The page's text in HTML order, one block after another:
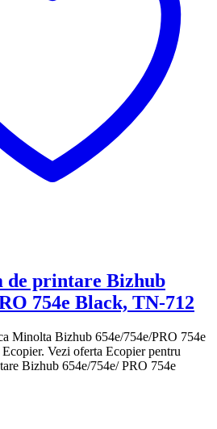
de printare Bizhub
754e Black, TN-712
Minolta Bizhub 654e/754e/PRO 754e
Vezi oferta Ecopier pentru
Bizhub 654e/754e/ PRO 754e